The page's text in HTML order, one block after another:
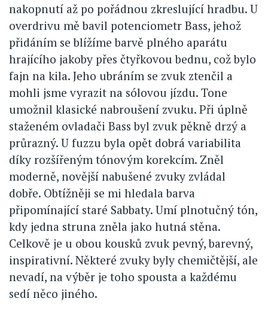
nakopnutí až po pořádnou zkreslující hradbu. U
overdrivu mě bavil potenciometr Bass, jehož
přidáním se blížíme barvě plného aparátu
hrajícího jakoby přes čtyřkovou bednu, což bylo
fajn na kila. Jeho ubráním se zvuk ztenčil a
mohli jsme vyrazit na sólovou jízdu. Tone
umožnil klasické nabroušení zvuku. Při úplně
staženém ovladači Bass byl zvuk pěkně drzý a
průrazný. U fuzzu byla opět dobrá variabilita
díky rozšířeným tónovým korekcím. Zněl
moderně, novější nabušené zvuky zvládal
dobře. Obtížněji se mi hledala barva
připomínající staré Sabbaty. Umí plnotučný tón,
kdy jedna struna zněla jako hutná stěna.
Celkově je u obou kousků zvuk pevný, barevný,
inspirativní. Některé zvuky byly chemičtější, ale
nevadí, na výběr je toho spousta a každému
sedí něco jiného.